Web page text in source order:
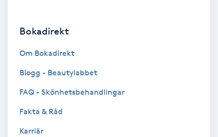
Extensions
Extensions borttagning
Eyeliner-tatuering
Bokadirekt
Om Bokadirekt
Blogg - Beautylabbet
FAQ - Skönhetsbehandlingar
Fakta & Råd
Karriär